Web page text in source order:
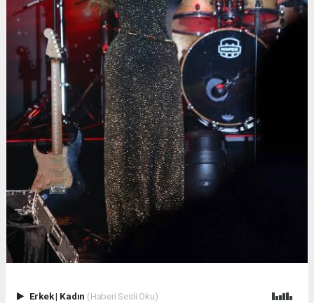
Erkek| Kadın (Haberi Sesli Oku)